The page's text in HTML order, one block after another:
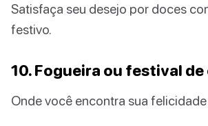
Satisfaça seu desejo por doces
festivo.
10. Fogueira ou festival
Onde você encontra sua